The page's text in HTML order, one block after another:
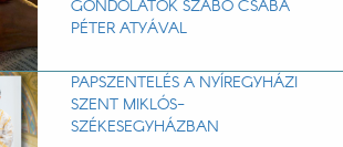
GONDOLATOK SZABÓ CSABA
PÉTER ATYÁVAL
PAPSZENTELÉS A NYÍREGYHÁZI
SZENT MIKLÓS-
SZÉKESEGYHÁZBAN